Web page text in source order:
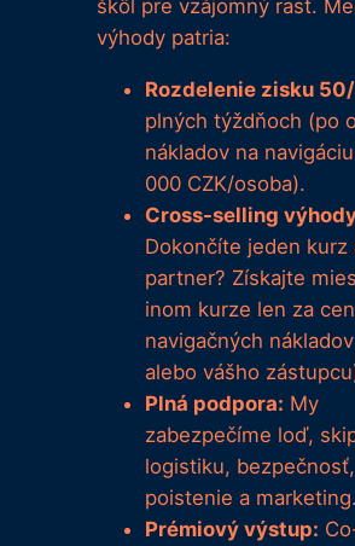
škôl pre vzájomný rast.
výhody patria:
Rozdelenie zisku
plných týždňoch (po
nákladov na
000 CZK/osoba).
Cross-selling
Dokončíte jeden kurz
partner? Získajte
inom kurze len za
navigačných
alebo vášho
Plná podpora: My
zabezpečíme loď,
logistiku, bezpečnosť,
poistenie a marketing.
Prémiový výstup: